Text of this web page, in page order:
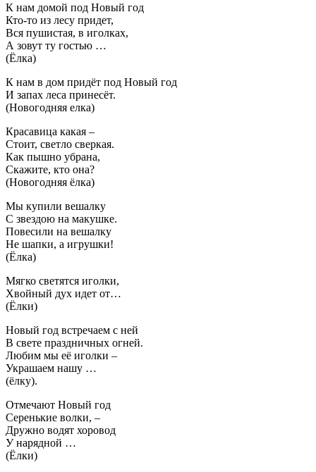
К нам домой под Новый год
Кто-то из лесу придет,
Вся пушистая, в иголках,
А зовут ту гостью …
(Ёлка)
К нам в дом придёт под Новый год
И запах леса принесёт.
(Новогодняя елка)
Красавица какая –
Стоит, светло сверкая.
Как пышно убрана,
Скажите, кто она?
(Новогодняя ёлка)
Мы купили вешалку
С звездою на макушке.
Повесили на вешалку
Не шапки, а игрушки!
(Ёлка)
Мягко светятся иголки,
Хвойный дух идет от…
(Ёлки)
Новый год встречаем с ней
В свете праздничных огней.
Любим мы её иголки –
Украшаем нашу …
(ёлку).
Отмечают Новый год
Серенькие волки, –
Дружно водят хоровод
У нарядной …
(Ёлки)